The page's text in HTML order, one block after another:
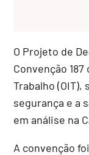
O Projeto de
Convenção
Trabalho
segurança e a
em análise na
A convenção